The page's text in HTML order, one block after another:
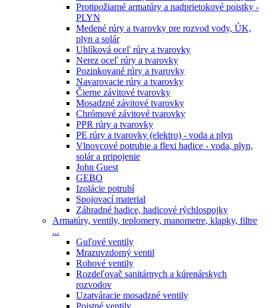
Protipožiarné armatúry a nadprietokové poistky -
PLYN
Medené rúry a tvarovky pre rozvod vody, ÚK,
plyn a solár
Uhlíková oceľ rúry a tvarovky
Nerez oceľ rúry a tvarovky
Pozinkované rúry a tvarovky
Navarovacie rúry a tvarovky
Čierne závitové tvarovky
Mosadzné závitové tvarovky
Chrómové závitové tvarovky
PPR rúry a tvarovky
PE rúry a tvarovky (elektro) - voda a plyn
Vlnovcové potrubie a flexi hadice - voda, plyn,
solár a pripojenie
John Guest
GEBO
Izolácie potrubí
Spojovací material
Záhradné hadice, hadicové rýchlospojky
Armatúry, ventily, teplomery, manometre, klapky, filtre
...
Guľové ventily
Mrazuvzdorný ventil
Rohové ventily
Rozdeľovač sanitárnych a kúrenárskych
rozvodov
Uzatváracie mosadzné ventily
Poistné ventily